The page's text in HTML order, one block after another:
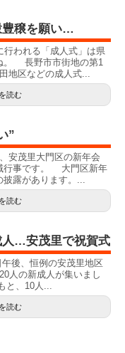
豊穣を願い…
われる「成人式」は県
。 長野市市街地の第1
地区などの成人式...
読む
”
安茂里大門区の新年会
行事です。 大門区新年
露があります。...
読む
人…安茂里で祝賀式
後、恒例の安茂里地区
人の新成人が集いまし
と、10人...
読む